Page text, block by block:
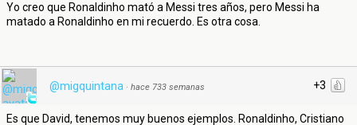
Yo creo que Ronaldinho mató a Messi tres años, pero Messi ha
matado a Ronaldinho en mi recuerdo. Es otra cosa.
+3
@migquintana · hace 733 semanas
Es que David, tenemos muy buenos ejemplos. Ronaldinho, Cristiano